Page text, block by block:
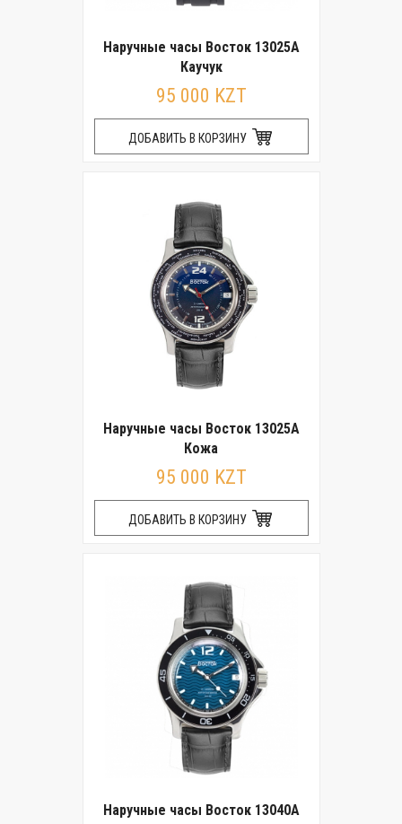
Наручные часы Восток 13025А
Каучук
95 000 KZT
ДОБАВИТЬ В КОРЗИНУ
Наручные часы Восток 13025А
Кожа
95 000 KZT
ДОБАВИТЬ В КОРЗИНУ
Наручные часы Восток 13040A